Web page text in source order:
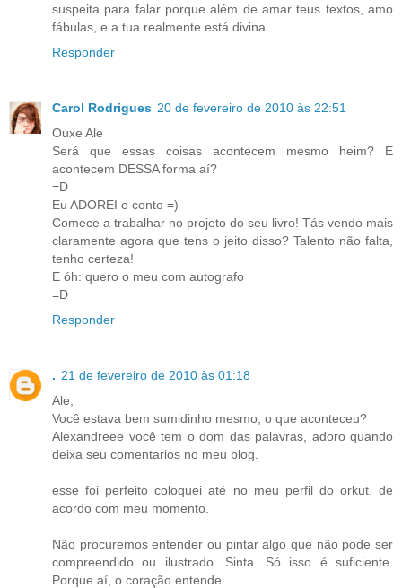
suspeita para falar porque além de amar teus textos, amo
fábulas, e a tua realmente está divina.
Responder
Carol Rodrigues 20 de fevereiro de 2010 às 22:51
Ouxe Ale
Será que essas coisas acontecem mesmo heim? E
acontecem DESSA forma aí?
=D
Eu ADOREI o conto =)
Comece a trabalhar no projeto do seu livro! Tás vendo mais
claramente agora que tens o jeito disso? Talento não falta,
tenho certeza!
E óh: quero o meu com autografo
=D
Responder
. 21 de fevereiro de 2010 às 01:18
Ale,
Você estava bem sumidinho mesmo, o que aconteceu?
Alexandreee você tem o dom das palavras, adoro quando
deixa seu comentarios no meu blog.
esse foi perfeito coloquei até no meu perfil do orkut. de
acordo com meu momento.
Não procuremos entender ou pintar algo que não pode ser
compreendido ou ilustrado. Sinta. Só isso é suficiente.
Porque aí, o coração entende.